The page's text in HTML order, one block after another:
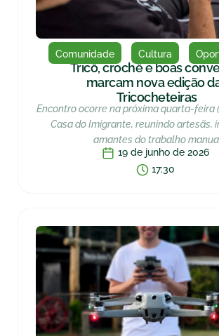
Comunidade Cultura
Tricô, crochê e boas
marcam nova edição
Tricocheteiras
Encontro ocorre na próxima quarta-feira
Casa do Imigrante, reunindo artesãs,
amantes do trabalho
19 de junho de 2026
17:30